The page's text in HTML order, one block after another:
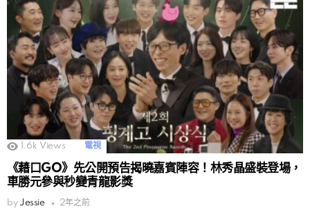
1.6k Views 電視
《藉口GO》先公開預告揭曉嘉賓陣容！林秀晶盛裝登場，
車勝元參與秒變青龍影獎
by Jessie 2年之前